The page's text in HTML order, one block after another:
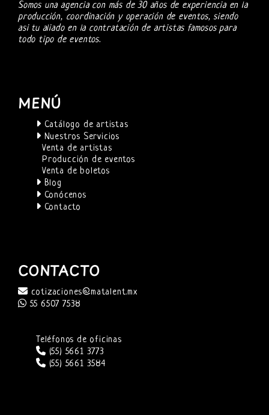
Somos una agencia con más de 30 años de experiencia en la
producción, coordinación y operación de eventos, siendo
asi tu aliado en la contratación de artistas famosos para
todo tipo de eventos.
MENÚ
Catálogo de artistas
Nuestros Servicios
Venta de artistas
Producción de eventos
Venta de boletos
Blog
Conócenos
Contacto
CONTACTO
cotizaciones@matalent.mx
55 6507 7538
Teléfonos de oficinas
(55) 5661 3773
(55) 5661 3584